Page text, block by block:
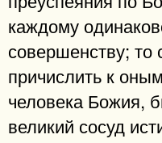
каждому
совершенству; то
причислить к
человека Божия,
великий сосуд